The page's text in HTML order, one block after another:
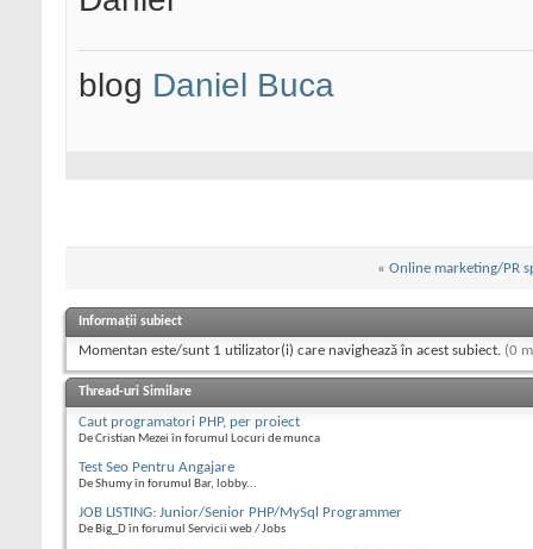
blog Daniel Buca
« Online marketing/PR
Informații subiect
Momentan este/sunt 1 utilizator(i) care navighează în acest subiect. (0
Thread-uri Similare
Caut programatori PHP, per proiect
De Cristian Mezei în forumul Locuri de munca
Test Seo Pentru Angajare
De Shumy în forumul Bar, lobby...
JOB LISTING: Junior/Senior PHP/MySql Programmer
De Big_D în forumul Servicii web / Jobs